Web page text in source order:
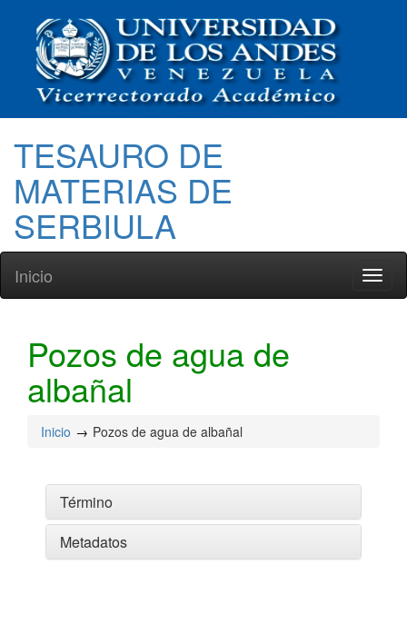
TESAURO DE
MATERIAS DE
SERBIULA
Inicio
Pozos de agua de
albañal
Inicio Pozos de agua de albañal
Término
Metadatos